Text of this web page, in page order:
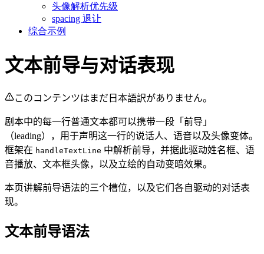
头像解析优先级
spacing 退让
综合示例
文本前导与对话表现
このコンテンツはまだ日本語訳がありません。
剧本中的每一行普通文本都可以携带一段「前导」
（leading），用于声明这一行的说话人、语音以及头像变体。
框架在 handleTextLine 中解析前导，并据此驱动姓名框、语
音播放、文本框头像，以及立绘的自动变暗效果。
本页讲解前导语法的三个槽位，以及它们各自驱动的对话表
现。
文本前导语法